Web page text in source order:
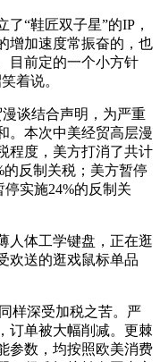
“鞋匠双子星”的IP，
增加速度常振奋的，也
目前定的一个小方针
着说。
谈结合声明，为严重
。本次中美经贸高层漫
程度，美方打消了共计
的反制关税；美方暂停
停实施24%的反制关
体工学键盘，正在逛
欢送的逛戏鼠标单品
深受加税之苦。严
订单被大幅削减。更棘
参数，均按照欧美消费